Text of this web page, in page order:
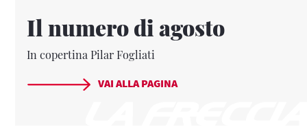
Il numero di agosto
In copertina Pilar Fogliati
VAI ALLA PAGINA